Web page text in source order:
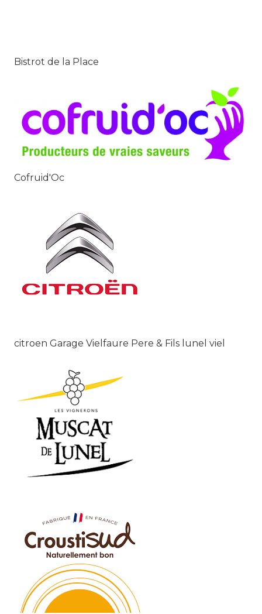
Bistrot de la Place
Cofruid'Oc
citroen Garage Vielfaure Pere & Fils lunel viel